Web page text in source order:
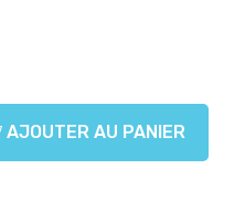
AJOUTER AU PANIER